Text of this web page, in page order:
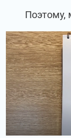
Поэтому,